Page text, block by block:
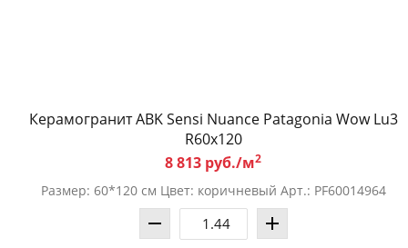
Керамогранит ABK Sensi Nuance Patagonia Wow Lu3
R60x120
8 813 руб./м2
Размер: 60*120 см Цвет: коричневый Арт.: PF60014964